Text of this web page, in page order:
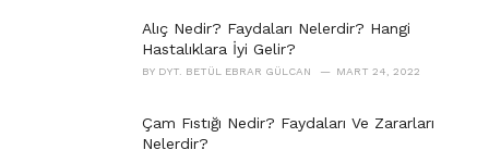
Alıç Nedir? Faydaları Nelerdir? Hangi
Hastalıklara İyi Gelir?
BY DYT. BETÜL EBRAR GÜLCAN MART 24, 2022
Çam Fıstığı Nedir? Faydaları Ve Zararları
Nelerdir?